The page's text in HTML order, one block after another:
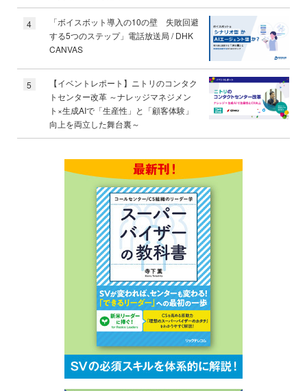
4
「ボイスボット導入の10の壁 失敗回避
する5つのステップ」電話放送局 / DHK
CANVAS
5
【イベントレポート】ニトリのコンタク
トセンター改革 ～ナレッジマネジメン
ト×生成AIで「生産性」と「顧客体験」
向上を両立した舞台裏～